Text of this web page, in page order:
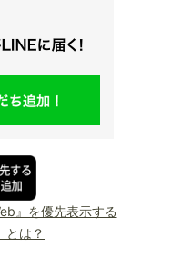
』を優先表示する
とは？